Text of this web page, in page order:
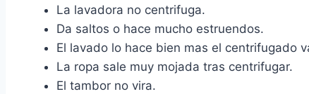
La lavadora no centrifuga.
Da saltos o hace mucho estruendos.
El lavado lo hace bien mas el centrifugado
La ropa sale muy mojada tras centrifugar.
El tambor no vira.